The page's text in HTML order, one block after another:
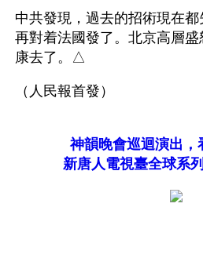
中共發現，過去的招術現在
再對着法國發了。北京高層
康去了。△
（人民報首發）
神韻晚會巡迴演出，
新唐人電視臺全球系